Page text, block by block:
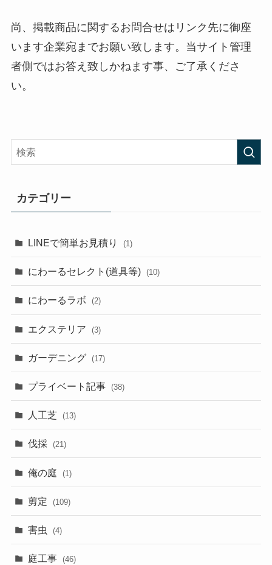
尚、掲載商品に関するお問合せはリンク先に御座
います企業宛までお願い致します。当サイト管理
者側ではお答え致しかねます事、ご了承くださ
い。
カテゴリー
LINEで簡単お見積り (1)
にわーるセレクト(道具等) (10)
にわーるラボ (2)
エクステリア (3)
ガーデニング (17)
プライベート記事 (38)
人工芝 (13)
伐採 (21)
俺の庭 (1)
剪定 (109)
害虫 (4)
庭工事 (46)